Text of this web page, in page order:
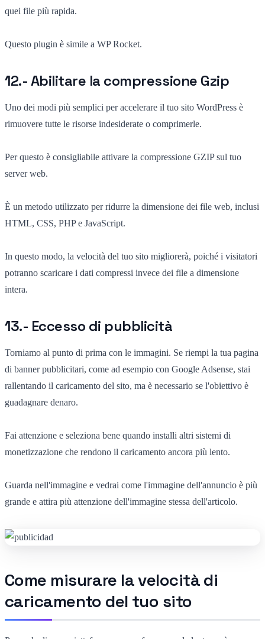
quei file più rapida.
Questo plugin è simile a WP Rocket.
12.- Abilitare la compressione Gzip
Uno dei modi più semplici per accelerare il tuo sito WordPress è
rimuovere tutte le risorse indesiderate o comprimerle.
Per questo è consigliabile attivare la compressione GZIP sul tuo
server web.
È un metodo utilizzato per ridurre la dimensione dei file web, inclusi
HTML, CSS, PHP e JavaScript.
In questo modo, la velocità del tuo sito migliorerà, poiché i visitatori
potranno scaricare i dati compressi invece dei file a dimensione
intera.
13.- Eccesso di pubblicità
Torniamo al punto di prima con le immagini. Se riempi la tua pagina
di banner pubblicitari, come ad esempio con Google Adsense, stai
rallentando il caricamento del sito, ma è necessario se l'obiettivo è
guadagnare denaro.
Fai attenzione e seleziona bene quando installi altri sistemi di
monetizzazione che rendono il caricamento ancora più lento.
Guarda nell'immagine e vedrai come l'immagine dell'annuncio è più
grande e attira più attenzione dell'immagine stessa dell'articolo.
Come misurare la velocità di
caricamento del tuo sito